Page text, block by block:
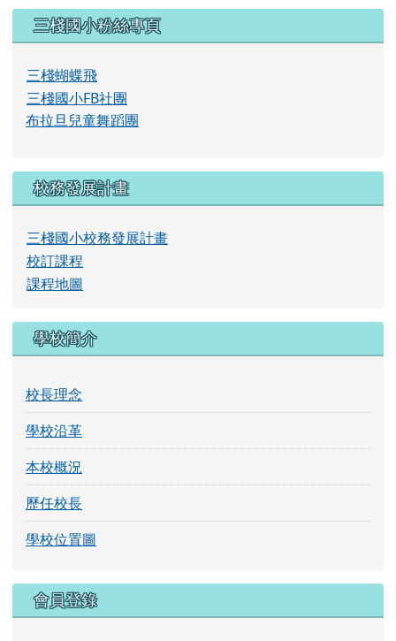
左邊區域內容
三棧國小粉絲專頁
三棧蝴蝶飛
三棧國小FB社團
布拉旦兒童舞蹈團
校務發展計畫
三棧國小校務發展計畫
校訂課程
課程地圖
學校簡介
校長理念
學校沿革
本校概況
歷任校長
學校位置圖
右邊區域內容
會員登錄